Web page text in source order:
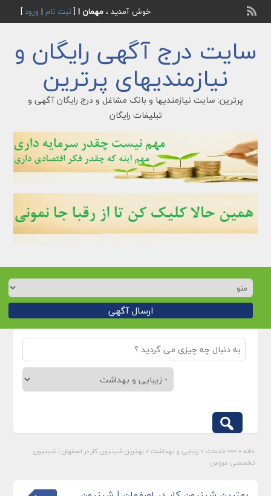
خوش آمدید ، مهمان ![ثبت نام | ورود]
سایت درج آگهی رایگان و
نیازمندیهای پرترین
پرترین: سایت نیازمندیها و بانک مشاغل و درج رایگان آگهی و
تبلیغات رایگان
ارسال آگهی
خانه » »»» خدمات » زیبایی و بهداشت » بهترین شینیون‌ کار در اصفهان | شینیون
تخصصی عروس